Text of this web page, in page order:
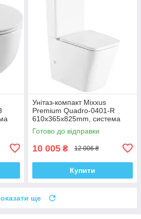
Унітаз-компакт Mixxus
Premium Quadro-0401-R
610x365x825mm, система
змиву RIMLESS (MP6457)
Готово до відправки
10 005 ₴ 12 006 ₴
Купити
ще